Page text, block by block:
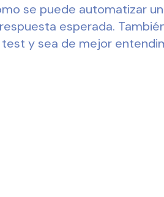
se puede automatizar
esperada.
y sea de mejor